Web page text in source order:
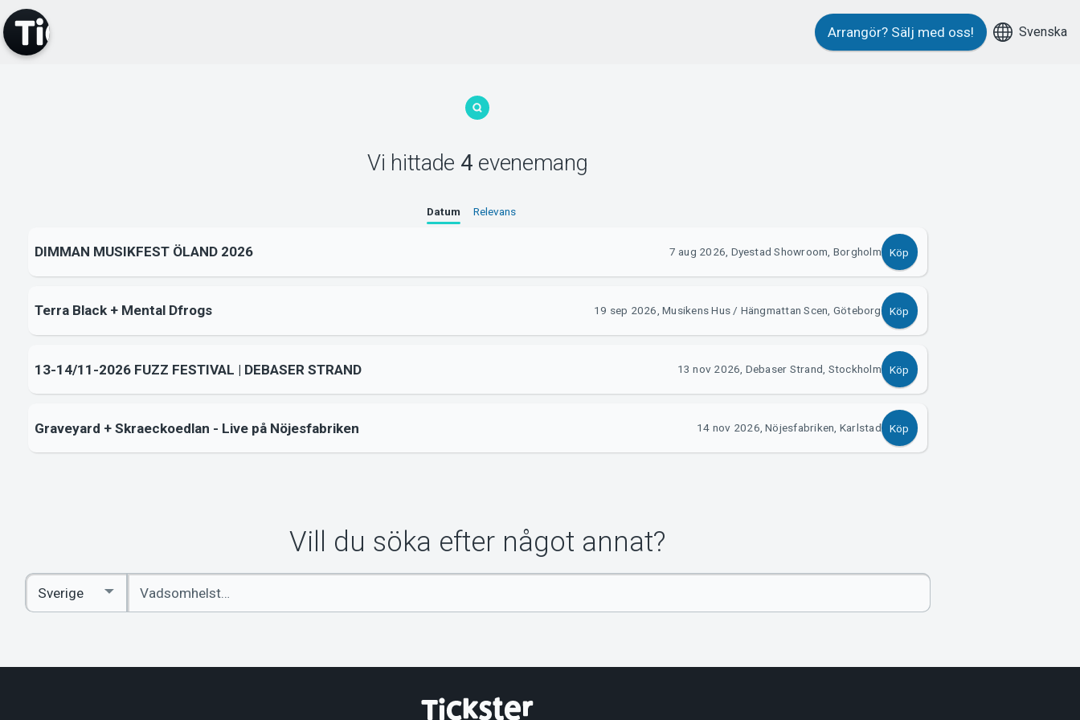
Arrangör? Sälj med oss! Svenska
Vi hittade 4 evenemang
Datum Relevans
DIMMAN MUSIKFEST ÖLAND 2026 7 aug 2026, Dyestad Showroom, Borgholm Köp
Terra Black + Mental Dfrogs 19 sep 2026, Musikens Hus / Hängmattan Scen, Göteborg Köp
13-14/11-2026 FUZZ FESTIVAL | DEBASER STRAND 13 nov 2026, Debaser Strand, Stockholm Köp
Graveyard + Skraeckoedlan - Live på Nöjesfabriken 14 nov 2026, Nöjesfabriken, Karlstad Köp
Vill du söka efter något annat?
Ange
sökord
Select
Country